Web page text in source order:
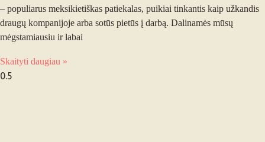
– populiarus meksikietiškas patiekalas, puikiai tinkantis kaip užkandis
draugų kompanijoje arba sotūs pietūs į darbą. Dalinamės mūsų
mėgstamiausiu ir labai
Skaityti daugiau »